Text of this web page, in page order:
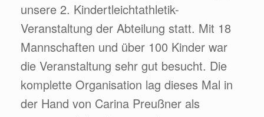
unsere 2. Kindertleichtathletik-
Veranstaltung der Abteilung statt. Mit 18
Mannschaften und über 100 Kinder war
die Veranstaltung sehr gut besucht. Die
komplette Organisation lag dieses Mal in
der Hand von Carina Preußner als